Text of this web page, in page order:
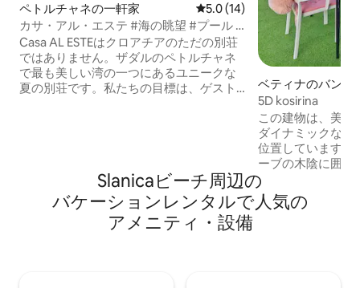
ペトルチャネの一軒家 レビュー14件、5つ星中5.0つ
5.0 (14)
カサ・アル・エステ #海の眺望 #プール #
サウナ #フィットネス #ヨガ
Casa AL ESTEはクロアチアのただの別荘
ではありません。ザダルのペトルチャネ
で最も美しい湾の一つにあるユニークな
夏の別荘です。私たちの目標は、ゲスト
とヨガエリア、サウナ、3つの寝室、1つ
の大きな快適なソファベッド、3つのバス
ルーム、5つの駐車場、そして最大5人ま
での他の多くの豪華なディテール！予約
ベティナのバンガ
5D kosirina
この建物は、美し
ダイナミックなコ
位置しています。
ーブの木陰に囲ま
プライバシーを提
ーム、キッチン
ームで構成されて
Slanicaビーチ⁠周⁠辺⁠の
バ⁠ケ⁠ー⁠シ⁠ョ⁠ン⁠レ⁠ン⁠タ⁠ル⁠で人⁠気⁠の
ア⁠メ⁠ニ⁠テ⁠ィ⁠・⁠設⁠備